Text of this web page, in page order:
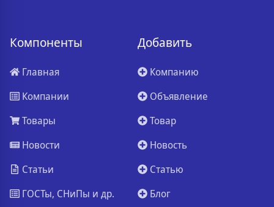
Компоненты
Главная
Компании
Товары
Новости
Статьи
ГОСТы, СНиПы и др.
Добавить
Компанию
Объявление
Товар
Новость
Статью
Блог